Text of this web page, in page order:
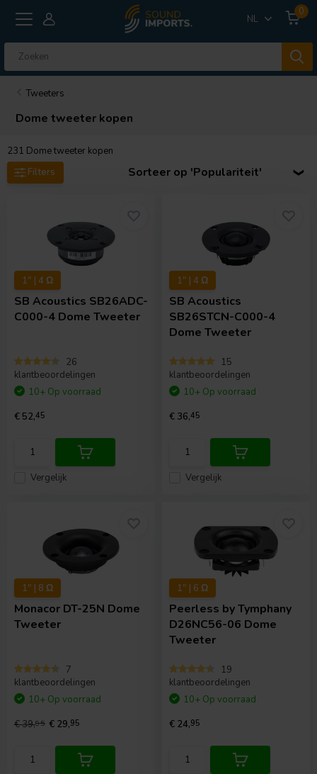
NL
0
Tweeters
Dome tweeter kopen
231 Dome tweeter kopen
Filters
Sorteer op 'Populariteit'
1" | 4 Ω
SB Acoustics SB26ADC-
C000-4 Dome Tweeter
26
klantbeoordelingen
Vergelijk
10+ Op voorraad
€ 52,45
1" | 4 Ω
SB Acoustics
SB26STCN-C000-4
Dome Tweeter
15
klantbeoordelingen
Vergelijk
10+ Op voorraad
€ 36,45
1" | 8 Ω
Monacor DT-25N Dome
Tweeter
7
klantbeoordelingen
10+ Op voorraad
€ 39,95 € 29,95
1" | 6 Ω
Peerless by Tymphany
D26NC56-06 Dome
Tweeter
19
klantbeoordelingen
10+ Op voorraad
€ 24,95